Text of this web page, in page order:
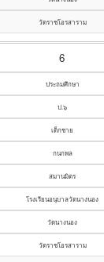
วัดราชโอรสาราม
6
ประถมศึกษา
ป.๖
เด็กชาย
กนกพล
สมานมิตร
โรงเรียนอนุบาลวัดนางนอง
วัดนางนอง
วัดราชโอรสาราม